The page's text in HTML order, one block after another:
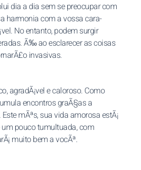
dia a dia sem se preocupar com
harmonia com a vossa cara-
No entanto, podem surgir
Ã‰ ao esclarecer as coisas
invasivas.
agradÃ¡vel e caloroso. Como
encontros graÃ§as a
Este mÃªs, sua vida amorosa estÃ¡
pouco tumultuada, com
muito bem a vocÃª.